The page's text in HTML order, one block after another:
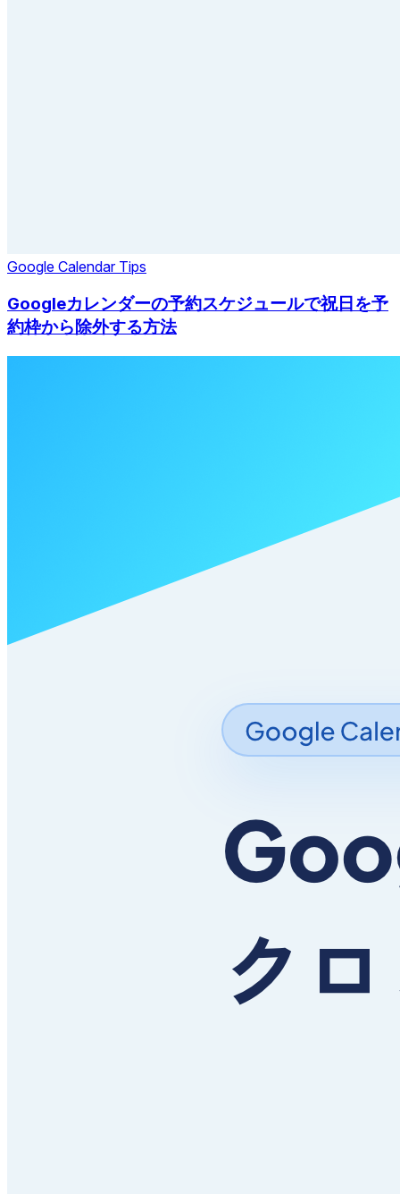
Google Calendar Tips
Googleカレンダーの予約スケジュールで祝日を予
約枠から除外する方法